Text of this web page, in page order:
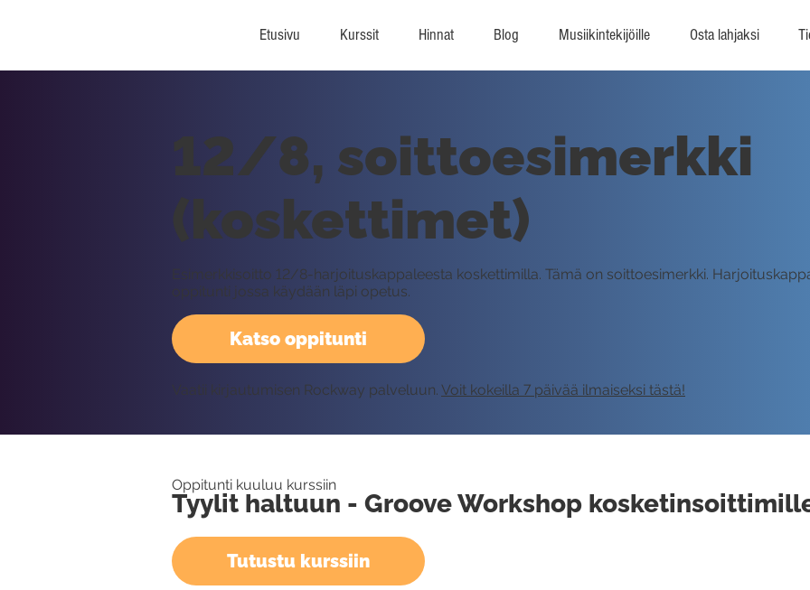
Etusivu Kurssit Hinnat Blog Musiikintekijöille Osta lahjaksi
Katso oppitunti
12/8, soittoesimerkki
(koskettimet)
Esimerkkisoitto 12/8-harjoituskappaleesta koskettimilla. Tämä on soittoesimerkki.
oppitunti jossa käydään läpi opetus.
Vaatii kirjautumisen Rockway palveluun. Voit kokeilla 7 päivää ilmaiseksi tästä!
Oppitunti kuuluu kurssiin
Tyylit haltuun - Groove Workshop
Tutustu kurssiin